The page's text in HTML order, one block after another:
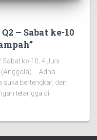
– Sabat ke-10
ke-10, 4 Juni
(Anggola) Adna
suka bertengkar, dan
tetangga di